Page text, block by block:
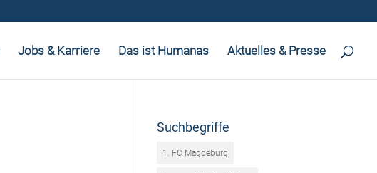
Jobs & Karriere Das ist Humanas Aktuelles & Presse
Suchbegriffe
1. FC Magdeburg